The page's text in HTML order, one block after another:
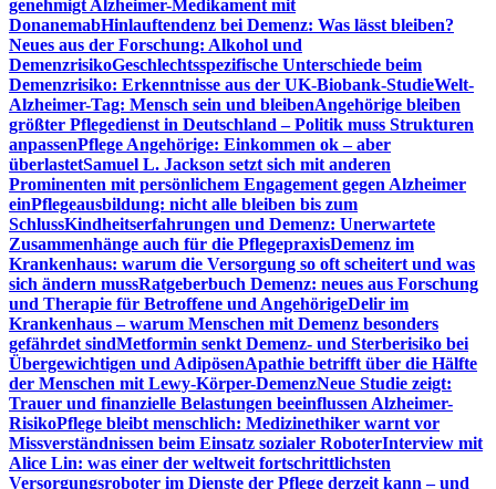
genehmigt Alzheimer-Medikament mit
DonanemabHinlauftendenz bei Demenz: Was lässt bleiben?
Neues aus der Forschung: Alkohol und
DemenzrisikoGeschlechtsspezifische Unterschiede beim
Demenzrisiko: Erkenntnisse aus der UK-Biobank-StudieWelt-
Alzheimer-Tag: Mensch sein und bleibenAngehörige bleiben
größter Pflegedienst in Deutschland – Politik muss Strukturen
anpassenPflege Angehörige: Einkommen ok – aber
überlastetSamuel L. Jackson setzt sich mit anderen
Prominenten mit persönlichem Engagement gegen Alzheimer
einPflegeausbildung: nicht alle bleiben bis zum
SchlussKindheitserfahrungen und Demenz: Unerwartete
Zusammenhänge auch für die PflegepraxisDemenz im
Krankenhaus: warum die Versorgung so oft scheitert und was
sich ändern mussRatgeberbuch Demenz: neues aus Forschung
und Therapie für Betroffene und AngehörigeDelir im
Krankenhaus – warum Menschen mit Demenz besonders
gefährdet sindMetformin senkt Demenz- und Sterberisiko bei
Übergewichtigen und AdipösenApathie betrifft über die Hälfte
der Menschen mit Lewy-Körper-DemenzNeue Studie zeigt:
Trauer und finanzielle Belastungen beeinflussen Alzheimer-
RisikoPflege bleibt menschlich: Medizinethiker warnt vor
Missverständnissen beim Einsatz sozialer RoboterInterview mit
Alice Lin: was einer der weltweit fortschrittlichsten
Versorgungsroboter im Dienste der Pflege derzeit kann – und